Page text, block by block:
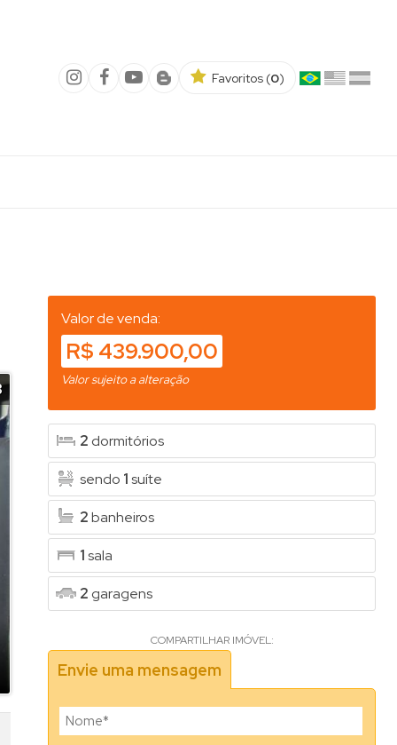
Favoritos (0)
Valor de venda:
R$ 439.900,00
Valor sujeito a alteração
2 dormitórios
sendo 1suíte
2banheiros
1sala
2 garagens
COMPARTILHAR IMÓVEL:
Envie uma mensagem